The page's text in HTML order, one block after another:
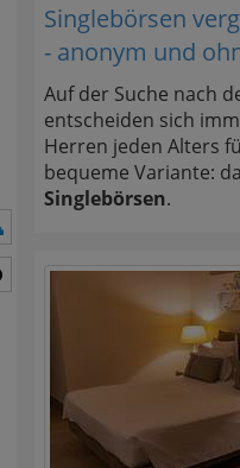
Navigation
Nach Oben
Singlebörsen
- anonym und
Auf der Suche nach
entscheiden sich
Herren jeden Alters
bequeme Variante:
Singlebörsen.